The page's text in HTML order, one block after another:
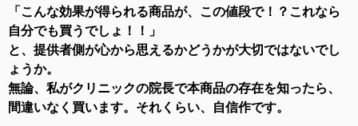
「こんな効果が得られる商品が、この値段で！？これなら
自分でも買うでしょ！！」
と、提供者側が心から思えるかどうかが大切ではないでし
ょうか。
無論、私がクリニックの院長で本商品の存在を知ったら、
間違いなく買います。それくらい、自信作です。